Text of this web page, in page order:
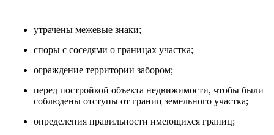
утрачены межевые знаки;
споры с соседями о границах участка;
ограждение территории забором;
перед постройкой объекта недвижимости, чтобы были
соблюдены отступы от границ земельного участка;
определения правильности имеющихся границ;